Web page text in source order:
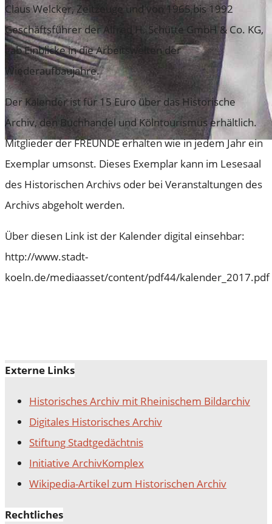
Claus Welcker, Zeitzeuge und von 1965 bis 1992
Geschäftsführer der Alfred H. Schütte GmbH & Co. KG,
gab Einblicke in die Arbeitswelten der
Wiederaufbaujahre.
Der Kalender ist für 15 Euro über das Historische
Archiv, den Buchhandel und Kölntourismus erhältlich.
Mitglieder der FREUNDE erhalten wie in jedem Jahr ein
Exemplar umsonst. Dieses Exemplar kann im Lesesaal
des Historischen Archivs oder bei Veranstaltungen des
Archivs abgeholt werden.
Über diesen Link ist der Kalender digital einsehbar:
http://www.stadt-
koeln.de/mediaasset/content/pdf44/kalender_2017.pdf
Externe Links
Historisches Archiv mit Rheinischem Bildarchiv
Digitales Historisches Archiv
Stiftung Stadtgedächtnis
Initiative ArchivKomplex
Wikipedia-Artikel zum Historischen Archiv
Rechtliches